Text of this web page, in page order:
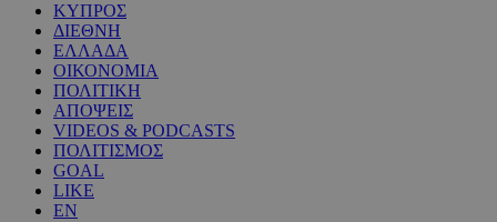
ΚΥΠΡΟΣ
ΔΙΕΘΝΗ
ΕΛΛΑΔΑ
ΟΙΚΟΝΟΜΙΑ
ΠΟΛΙΤΙΚΗ
ΑΠΟΨΕΙΣ
VIDEOS & PODCASTS
ΠΟΛΙΤΙΣΜΟΣ
GOAL
LIKE
EN